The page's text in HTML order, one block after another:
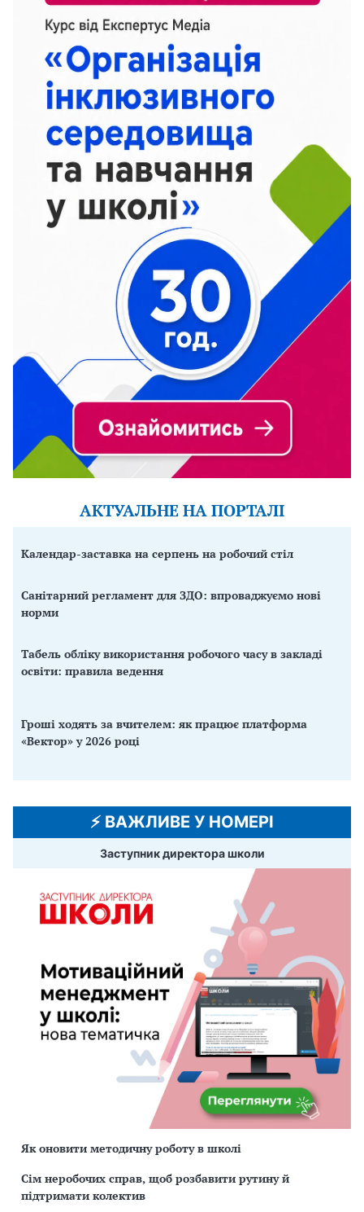
АКТУАЛЬНЕ НА ПОРТАЛІ
Календар-заставка на серпень на робочий стіл
Санітарний регламент для ЗДО: впроваджуємо нові
норми
Табель обліку використання робочого часу в закладі
освіти: правила ведення
Гроші ходять за вчителем: як працює платформа
«Вектор» у 2026 році
⚡️ ВАЖЛИВЕ У НОМЕРІ
Заступник директора школи
Як оновити методичну роботу в школі
Сім неробочих справ, щоб розбавити рутину й
підтримати колектив